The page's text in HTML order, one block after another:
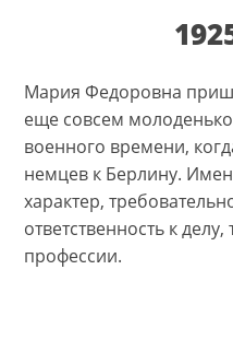
Мария Федоровна
еще совсем
военного времени,
немцев к Берлину.
характер,
ответственность к
профессии.